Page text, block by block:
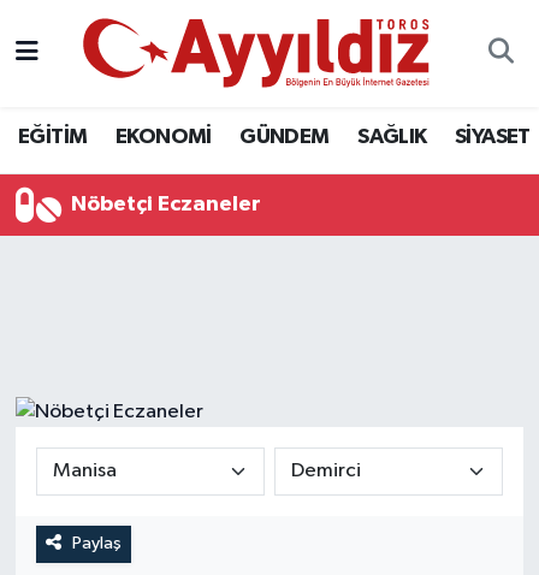
EĞİTİM EKONOMİ GÜNDEM SAĞLIK SİYASET
Nöbetçi Eczaneler
Paylaş